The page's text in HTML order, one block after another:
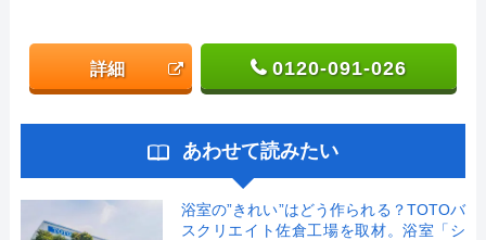
詳細 0120-091-026
あわせて読みたい
浴室の”きれい”はどう作られる？TOTOバ
スクリエイト佐倉工場を取材。浴室「シ